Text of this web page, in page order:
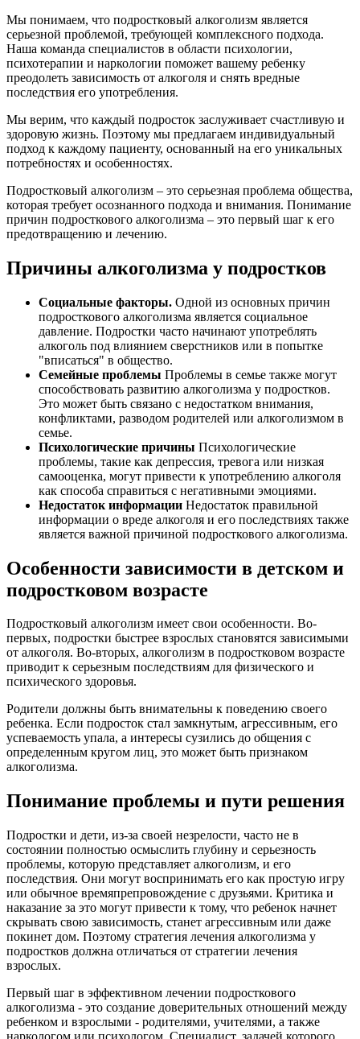
Мы понимаем, что подростковый алкоголизм является
серьезной проблемой, требующей комплексного подхода.
Наша команда специалистов в области психологии,
психотерапии и наркологии поможет вашему ребенку
преодолеть зависимость от алкоголя и снять вредные
последствия его употребления.
Мы верим, что каждый подросток заслуживает счастливую и
здоровую жизнь. Поэтому мы предлагаем индивидуальный
подход к каждому пациенту, основанный на его уникальных
потребностях и особенностях.
Подростковый алкоголизм – это серьезная проблема общества,
которая требует осознанного подхода и внимания. Понимание
причин подросткового алкоголизма – это первый шаг к его
предотвращению и лечению.
Причины алкоголизма у подростков
Социальные факторы. Одной из основных причин
подросткового алкоголизма является социальное
давление. Подростки часто начинают употреблять
алкоголь под влиянием сверстников или в попытке
"вписаться" в общество.
Семейные проблемы Проблемы в семье также могут
способствовать развитию алкоголизма у подростков.
Это может быть связано с недостатком внимания,
конфликтами, разводом родителей или алкоголизмом в
семье.
Психологические причины Психологические
проблемы, такие как депрессия, тревога или низкая
самооценка, могут привести к употреблению алкоголя
как способа справиться с негативными эмоциями.
Недостаток информации Недостаток правильной
информации о вреде алкоголя и его последствиях также
является важной причиной подросткового алкоголизма.
Особенности зависимости в детском и
подростковом возрасте
Подростковый алкоголизм имеет свои особенности. Во-
первых, подростки быстрее взрослых становятся зависимыми
от алкоголя. Во-вторых, алкоголизм в подростковом возрасте
приводит к серьезным последствиям для физического и
психического здоровья.
Родители должны быть внимательны к поведению своего
ребенка. Если подросток стал замкнутым, агрессивным, его
успеваемость упала, а интересы сузились до общения с
определенным кругом лиц, это может быть признаком
алкоголизма.
Понимание проблемы и пути решения
Подростки и дети, из-за своей незрелости, часто не в
состоянии полностью осмыслить глубину и серьезность
проблемы, которую представляет алкоголизм, и его
последствия. Они могут воспринимать его как простую игру
или обычное времяпрепровождение с друзьями. Критика и
наказание за это могут привести к тому, что ребенок начнет
скрывать свою зависимость, станет агрессивным или даже
покинет дом. Поэтому стратегия лечения алкоголизма у
подростков должна отличаться от стратегии лечения
взрослых.
Первый шаг в эффективном лечении подросткового
алкоголизма - это создание доверительных отношений между
ребенком и взрослыми - родителями, учителями, а также